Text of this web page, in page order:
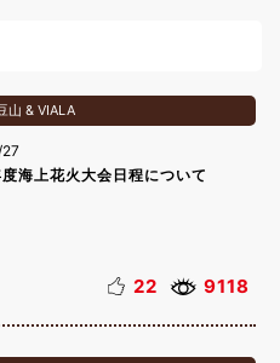
山 & VIALA
海上花火大会日程について
22 9118